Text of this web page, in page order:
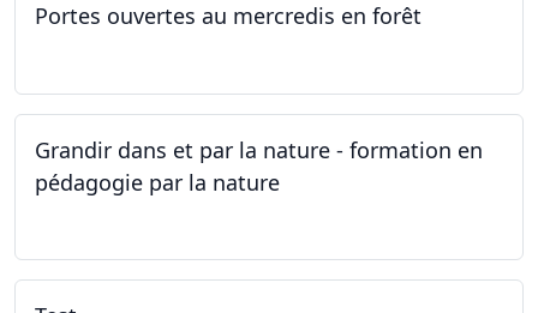
Portes ouvertes au mercredis en forêt
Grandir dans et par la nature - formation en
pédagogie par la nature